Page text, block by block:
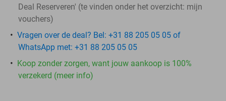
Deal Reserveren' (te vinden onder het overzicht: mijn
vouchers)
Vragen over de deal? Bel: +31 88 205 05 05 of
WhatsApp met: +31 88 205 05 05
Koop zonder zorgen, want jouw aankoop is 100%
verzekerd (meer info)